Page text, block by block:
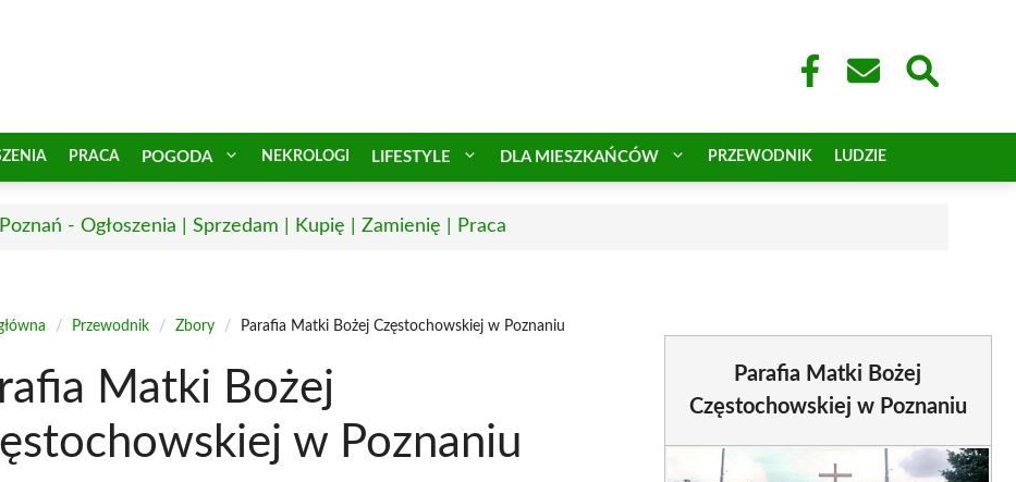
PRACA POGODA NEKROLOGI LIFESTYLE DLA MIESZKAŃCÓW PRZEWODNIK LUDZIE
Poznań - Ogłoszenia | Sprzedam | Kupię | Zamienię | Praca
/ Przewodnik / Zbory / Parafia Matki Bożej Częstochowskiej w Poznaniu
Matki Bożej
w Poznaniu
Parafia Matki Bożej
Częstochowskiej w Poznaniu